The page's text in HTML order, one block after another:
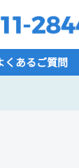
くあるご質問